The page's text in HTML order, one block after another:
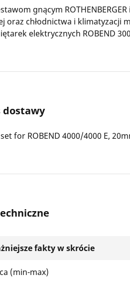
gnącym
oraz chłodnictwa i klimatyzacji
elektrycznych ROBEND
dostawy
for ROBEND 4000/4000 E,
fakty w skrócie
(min-max)